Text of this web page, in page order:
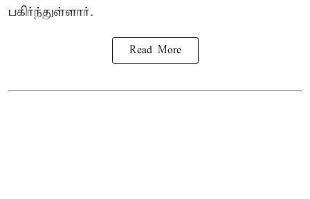
பகிர்ந்துள்ளார்.
Read More